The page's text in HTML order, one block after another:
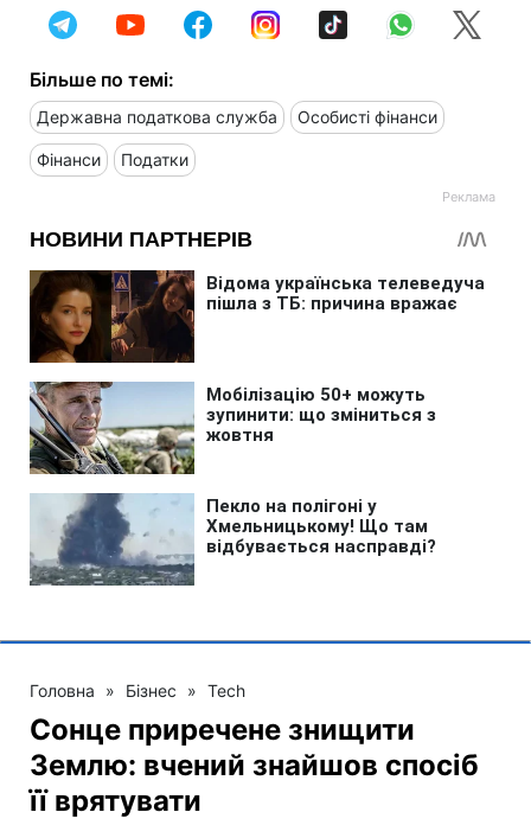
Більше по темі:
Державна податкова служба Особисті фінанси
Фінанси Податки
Головна » Бізнес » Tech
Сонце приречене знищити
Землю: вчений знайшов спосіб
її врятувати